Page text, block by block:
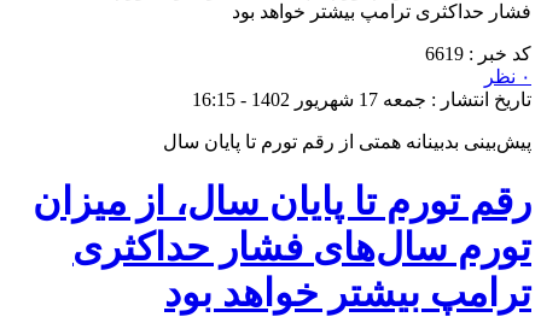
فشار حداکثری ترامپ بیشتر خواهد بود
کد خبر : 6619
۰ نظر
تاریخ انتشار : جمعه 17 شهریور 1402 - 16:15
پیش‌بینی بدبینانه همتی از رقم تورم تا پایان سال
رقم تورم تا پایان سال، از میزان
تورم سال‌های فشار حداکثری
ترامپ بیشتر خواهد بود